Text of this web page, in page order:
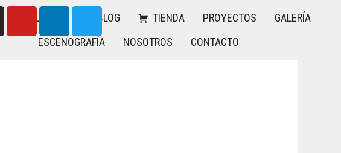
PRODUCTOS BLOG TIENDA PROYECTOS
GALERÍA
ESCENOGRAFÍA
NOSOTROS CONTACTO